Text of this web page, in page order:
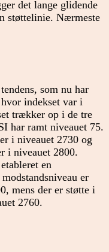
det lange glidende
støttelinie. Nærmeste
som nu har
indekset var i
trækker op i de tre
har ramt niveauet 75.
i niveauet 2730 og
i niveauet 2800.
en
er
mens der er støtte i
2760.